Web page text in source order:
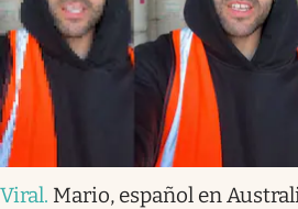
Viral. Mario, español en